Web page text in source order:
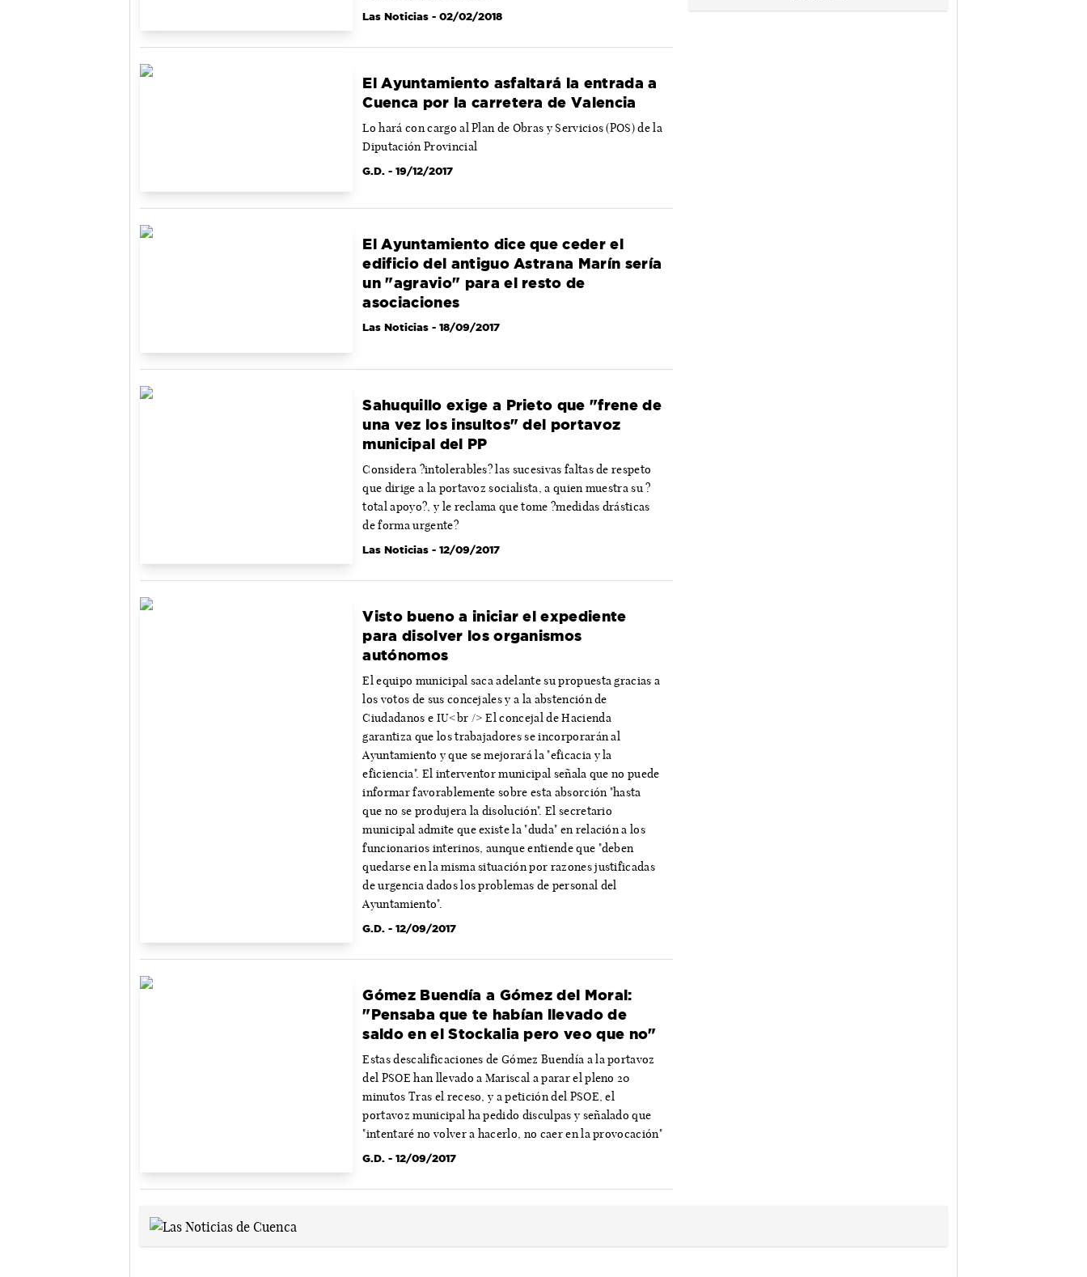
Las Noticias - 02/02/2018
El Ayuntamiento asfaltará la entrada a
Cuenca por la carretera de Valencia
Lo hará con cargo al Plan de Obras y Servicios (POS) de la
Diputación Provincial
G.D. - 19/12/2017
El Ayuntamiento dice que ceder el
edificio del antiguo Astrana Marín sería
un "agravio" para el resto de
asociaciones
Las Noticias - 18/09/2017
Sahuquillo exige a Prieto que "frene de
una vez los insultos" del portavoz
municipal del PP
Considera ?intolerables? las sucesivas faltas de respeto
que dirige a la portavoz socialista, a quien muestra su ?
total apoyo?, y le reclama que tome ?medidas drásticas
de forma urgente?
Las Noticias - 12/09/2017
Visto bueno a iniciar el expediente
para disolver los organismos
autónomos
El equipo municipal saca adelante su propuesta gracias a
los votos de sus concejales y a la abstención de
Ciudadanos e IU<br /> El concejal de Hacienda
garantiza que los trabajadores se incorporarán al
Ayuntamiento y que se mejorará la "eficacia y la
eficiencia". El interventor municipal señala que no puede
informar favorablemente sobre esta absorción "hasta
que no se produjera la disolución". El secretario
municipal admite que existe la "duda" en relación a los
funcionarios interinos, aunque entiende que "deben
quedarse en la misma situación por razones justificadas
de urgencia dados los problemas de personal del
Ayuntamiento".
G.D. - 12/09/2017
Gómez Buendía a Gómez del Moral:
"Pensaba que te habían llevado de
saldo en el Stockalia pero veo que no"
Estas descalificaciones de Gómez Buendía a la portavoz
del PSOE han llevado a Mariscal a parar el pleno 20
minutos Tras el receso, y a petición del PSOE, el
portavoz municipal ha pedido disculpas y señalado que
"intentaré no volver a hacerlo, no caer en la provocación"
G.D. - 12/09/2017